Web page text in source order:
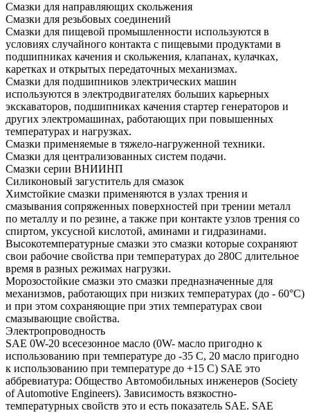
Смазки для направляющих скольжения
Смазки для резьбовых соединений
Смазки для пищевой промышленности используются в
условиях случайного контакта с пищевыми продуктами в
подшипниках качения и скольжения, клапанах, кулачках,
каретках и открытых передаточных механизмах.
Смазки для подшипников электрических машин
используются в электродвигателях больших карьерных
экскаваторов, подшипниках качения стартер генераторов и
других электромашинах, работающих при повышенных
температурах и нагрузках.
Смазки применяемые в тяжело-нагруженной техники.
Смазки для централизованных систем подачи.
Смазки серии ВНИИНП
Силиконовый загуститель для смазок
Химстойкие смазки применяются в узлах трения и
смазывания сопряженных поверхностей при трении металл
по металлу и по резине, а также при контакте узлов трения со
спиртом, уксусной кислотой, аминами и гидразинами.
Высокотемпературные смазки это смазки которые сохраняют
свои рабочие свойства при температурах до 280С длительное
время в разных режимах нагрузки.
Морозостойкие смазки это смазки предназначенные для
механизмов, работающих при низких температурах (до - 60°С)
и при этом сохраняющие при этих температурах свои
смазывающие свойства.
Электропроводность
SAE 0W-20 всесезонное масло (0W- масло пригодно к
использованию при температуре до -35 С, 20 масло пригодно
к использованию при температуре до +15 С) SAE это
аббревиатура: Общество Автомобильных инженеров (Society
of Automotive Engineers). Зависимость вязкостно-
температурных свойств это и есть показатель SAE. SAE